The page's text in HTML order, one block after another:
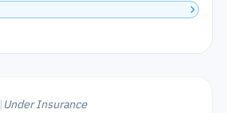
| Under Insurance